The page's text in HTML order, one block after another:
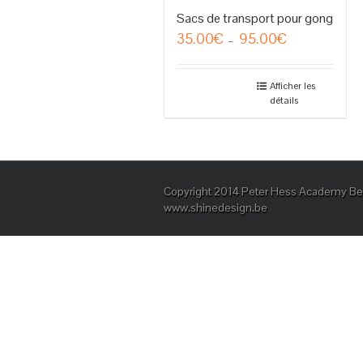
Sacs de transport pour gong
35.00€ – 95.00€Plage
35.00€
à
Afficher les
détails
Copyright 2014 Peter Hess Academy
www.shinedesign.be